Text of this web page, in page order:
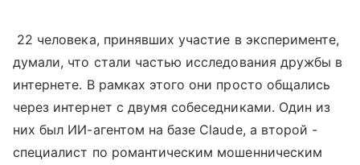
22 человека, принявших участие в эксперименте,
думали, что стали частью исследования дружбы в
интернете. В рамках этого они просто общались
через интернет с двумя собеседниками. Один из
них был ИИ-агентом на базе Claude, а второй -
специалист по романтическим мошенническим